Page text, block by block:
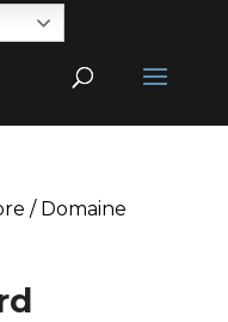
/ Domaine